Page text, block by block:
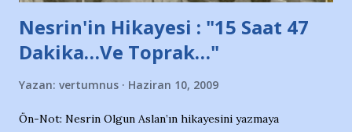
Nesrin'in Hikayesi : "15 Saat 47
Dakika…Ve Toprak…"
Yazan: vertumnus Haziran 10, 2009
Ön-Not: Nesrin Olgun Aslan’ın hikayesini yazmaya